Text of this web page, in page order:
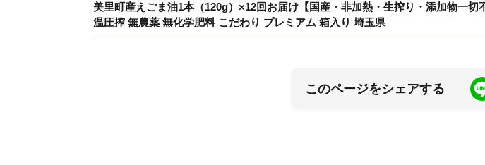
美里町産えごま油1本（120g）×12回お届け【国産・非加熱・生搾り・添加物一
温圧搾 無農薬 無化学肥料 こだわり プレミアム 箱入り 埼玉県
このページをシェアする